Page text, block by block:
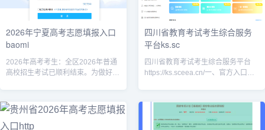
2026年宁夏高考志愿填报入口
baomi
2026年高考考生：全区2026年普通
高校招生考试已顺利结束。为做好网
2026年志愿填报系统开放时
四川省教育考试考生综合服务
平台ks.sc
四川省教育考试考生综合服务平台
https://ks.sceea.cn/一、官方入口（3